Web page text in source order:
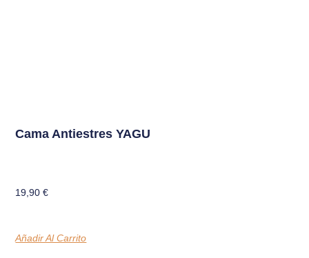
Cama Antiestres YAGU
19,90€
Añadir Al Carrito